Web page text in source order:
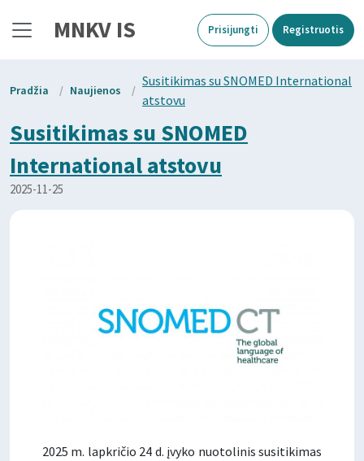
MNKV IS Prisijungti Registruotis
Pradžia / Naujienos /
Susitikimas su SNOMED International
atstovu
Susitikimas su SNOMED
International atstovu
2025-11-25
2025 m. lapkričio 24 d. įvyko nuotolinis susitikimas